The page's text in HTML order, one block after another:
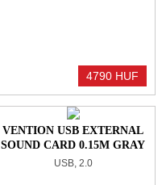
4790 HUF
VENTION USB EXTERNAL
SOUND CARD 0.15M GRAY
METAL
USB, 2.0